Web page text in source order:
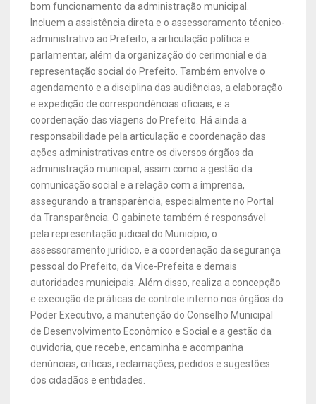
bom funcionamento da administração municipal.
Incluem a assistência direta e o assessoramento técnico-
administrativo ao Prefeito, a articulação política e
parlamentar, além da organização do cerimonial e da
representação social do Prefeito. Também envolve o
agendamento e a disciplina das audiências, a elaboração
e expedição de correspondências oficiais, e a
coordenação das viagens do Prefeito. Há ainda a
responsabilidade pela articulação e coordenação das
ações administrativas entre os diversos órgãos da
administração municipal, assim como a gestão da
comunicação social e a relação com a imprensa,
assegurando a transparência, especialmente no Portal
da Transparência. O gabinete também é responsável
pela representação judicial do Município, o
assessoramento jurídico, e a coordenação da segurança
pessoal do Prefeito, da Vice-Prefeita e demais
autoridades municipais. Além disso, realiza a concepção
e execução de práticas de controle interno nos órgãos do
Poder Executivo, a manutenção do Conselho Municipal
de Desenvolvimento Econômico e Social e a gestão da
ouvidoria, que recebe, encaminha e acompanha
denúncias, críticas, reclamações, pedidos e sugestões
dos cidadãos e entidades.